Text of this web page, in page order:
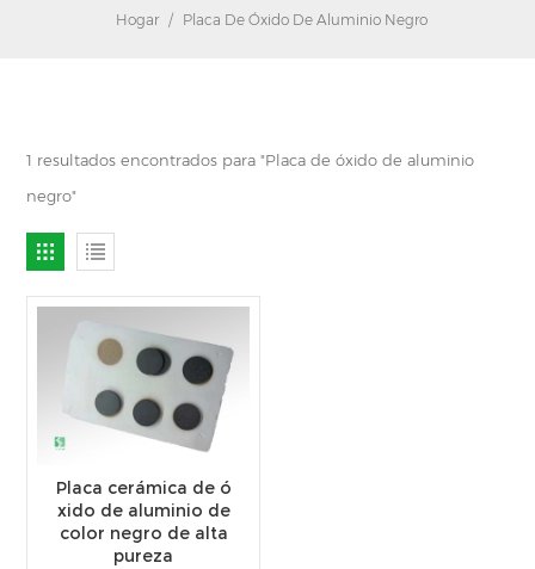
Hogar / Placa De Óxido De Aluminio Negro
1 resultados encontrados para "Placa de óxido de aluminio
negro"
Placa cerámica de ó
xido de aluminio de
color negro de alta
pureza